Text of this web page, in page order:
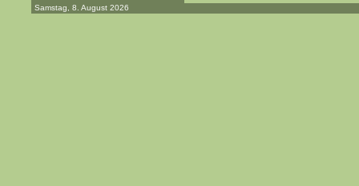
Samstag, 8. August 2026